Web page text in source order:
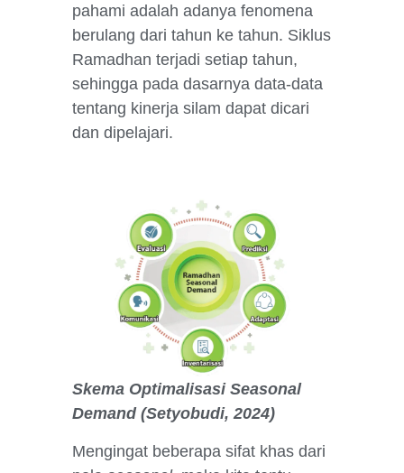
pahami adalah adanya fenomena
berulang dari tahun ke tahun. Siklus
Ramadhan terjadi setiap tahun,
sehingga pada dasarnya data-data
tentang kinerja silam dapat dicari
dan dipelajari.
Skema Optimalisasi Seasonal
Demand (Setyobudi, 2024)
Mengingat beberapa sifat khas dari